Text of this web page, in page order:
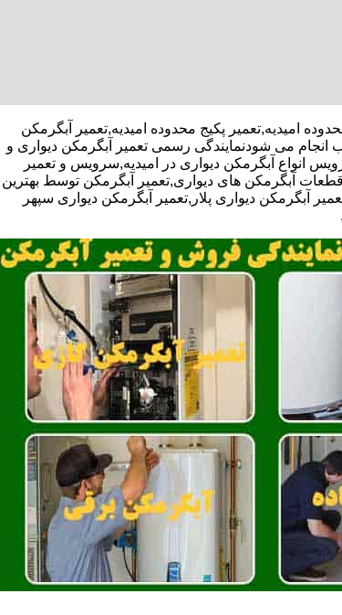
محدوده امیدیه,تعمیر پکیج محدوده امیدیه,تعمیر آبگرمکن
انجام می شودنمایندگی رسمی تعمیر آبگرمکن دیواری و
انواع آبگرمکن دیواری در امیدیه,سرویس و تعمیر
آبگرمکن های دیواری,تعمیر آبگرمکن توسط بهترین
آبگرمکن دیواری پلار,تعمیر آبگرمکن دیواری سپهر